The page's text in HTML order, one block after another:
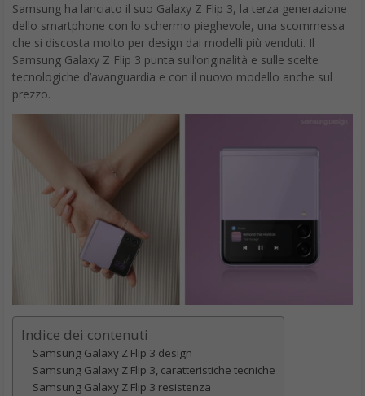
Samsung ha lanciato il suo Galaxy Z Flip 3, la terza generazione
dello smartphone con lo schermo pieghevole, una scommessa
che si discosta molto per design dai modelli più venduti. Il
Samsung Galaxy Z Flip 3 punta sull’originalità e sulle scelte
tecnologiche d’avanguardia e con il nuovo modello anche sul
prezzo.
Indice dei contenuti
Samsung Galaxy Z Flip 3 design
Samsung Galaxy Z Flip 3, caratteristiche tecniche
Samsung Galaxy Z Flip 3 resistenza